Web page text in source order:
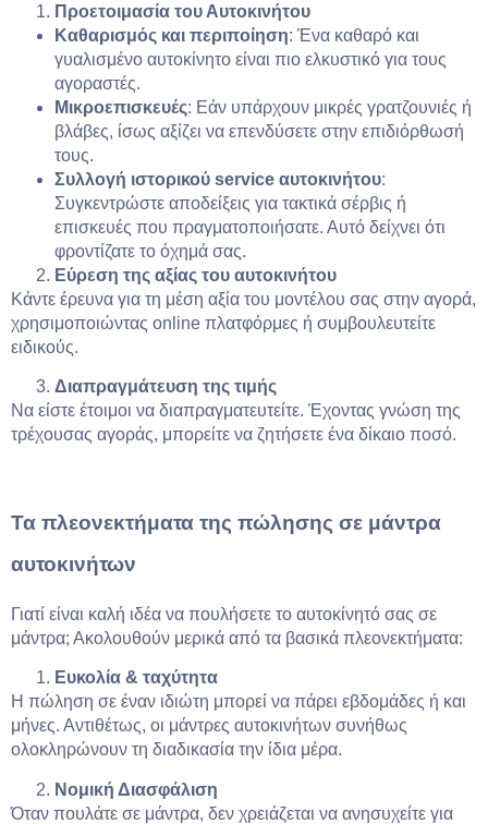
Προετοιμασία του Αυτοκινήτου
Καθαρισμός και περιποίηση: Ένα καθαρό και
γυαλισμένο αυτοκίνητο είναι πιο ελκυστικό για τους
αγοραστές.
Μικροεπισκευές: Εάν υπάρχουν μικρές γρατζουνιές ή
βλάβες, ίσως αξίζει να επενδύσετε στην επιδιόρθωσή
τους.
Συλλογή ιστορικού service αυτοκινήτου:
Συγκεντρώστε αποδείξεις για τακτικά σέρβις ή
επισκευές που πραγματοποιήσατε. Αυτό δείχνει ότι
φροντίζατε το όχημά σας.
Εύρεση της αξίας του αυτοκινήτου
Κάντε έρευνα για τη μέση αξία του μοντέλου σας στην αγορά,
χρησιμοποιώντας online πλατφόρμες ή συμβουλευτείτε
ειδικούς.
Διαπραγμάτευση της τιμής
Να είστε έτοιμοι να διαπραγματευτείτε. Έχοντας γνώση της
τρέχουσας αγοράς, μπορείτε να ζητήσετε ένα δίκαιο ποσό.
Τα πλεονεκτήματα της πώλησης σε μάντρα
αυτοκινήτων
Γιατί είναι καλή ιδέα να πουλήσετε το αυτοκίνητό σας σε
μάντρα; Ακολουθούν μερικά από τα βασικά πλεονεκτήματα:
Ευκολία & ταχύτητα
Η πώληση σε έναν ιδιώτη μπορεί να πάρει εβδομάδες ή και
μήνες. Αντιθέτως, οι μάντρες αυτοκινήτων συνήθως
ολοκληρώνουν τη διαδικασία την ίδια μέρα.
Νομική Διασφάλιση
Όταν πουλάτε σε μάντρα, δεν χρειάζεται να ανησυχείτε για